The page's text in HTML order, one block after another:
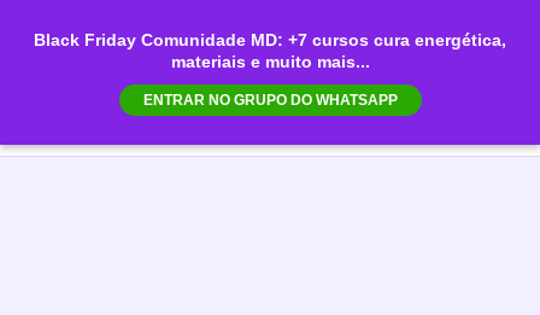
Black Friday Comunidade MD: +7 cursos cura energética,
materiais e muito mais...
ENTRAR NO GRUPO DO WHATSAPP
para